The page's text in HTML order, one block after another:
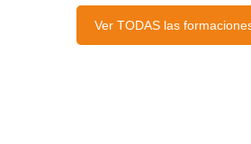
Ver TODAS las